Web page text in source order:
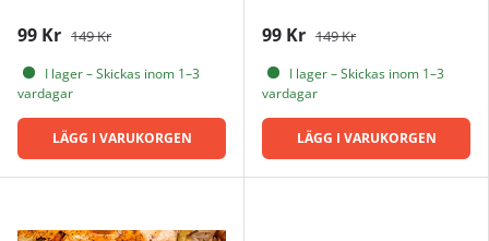
99 Kr 149 Kr
I lager – Skickas inom 1–3
vardagar
LÄGG I VARUKORGEN
99 Kr 149 Kr
I lager – Skickas inom 1–3
vardagar
LÄGG I VARUKORGEN